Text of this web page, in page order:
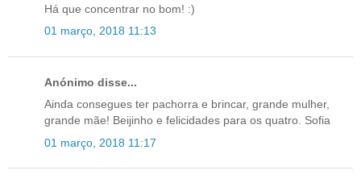
Há que concentrar no bom! :)
01 março, 2018 11:13
Anónimo disse...
Ainda consegues ter pachorra e brincar, grande mulher,
grande mãe! Beijinho e felicidades para os quatro. Sofia
01 março, 2018 11:17